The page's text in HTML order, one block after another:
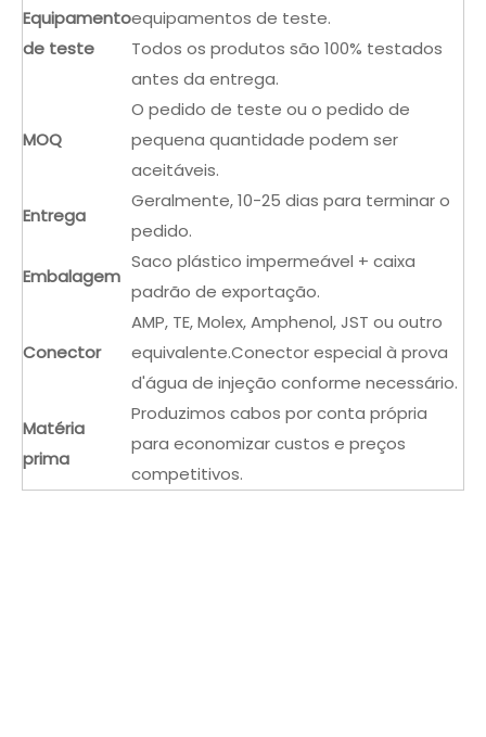
Equipamento
de teste
equipamentos de teste.
Todos os produtos são 100% testados
antes da entrega.
MOQ
O pedido de teste ou o pedido de
pequena quantidade podem ser
aceitáveis.
Entrega
Geralmente, 10-25 dias para terminar o
pedido.
Embalagem
Saco plástico impermeável + caixa
padrão de exportação.
Conector
AMP, TE, Molex, Amphenol, JST ou outro
equivalente.Conector especial à prova
d'água de injeção conforme necessário.
Matéria
prima
Produzimos cabos por conta própria
para economizar custos e preços
competitivos.